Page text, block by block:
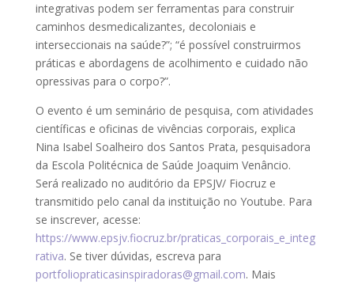
integrativas podem ser ferramentas para construir
caminhos desmedicalizantes, decoloniais e
interseccionais na saúde?”; “é possível construirmos
práticas e abordagens de acolhimento e cuidado não
opressivas para o corpo?”.
O evento é um seminário de pesquisa, com atividades
científicas e oficinas de vivências corporais, explica
Nina Isabel Soalheiro dos Santos Prata, pesquisadora
da Escola Politécnica de Saúde Joaquim Venâncio.
Será realizado no auditório da EPSJV/ Fiocruz e
transmitido pelo canal da instituição no Youtube. Para
se inscrever, acesse:
https://www.epsjv.fiocruz.br/praticas_corporais_e_integ
rativa. Se tiver dúvidas, escreva para
portfoliopraticasinspiradoras@gmail.com. Mais